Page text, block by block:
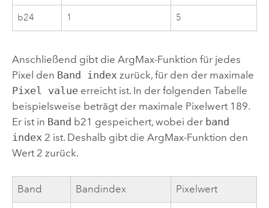
b24 1 5
Anschließend gibt die ArgMax-Funktion für jedes
Pixel den Band index zurück, für den der maximale
Pixel valueerreicht ist. In der folgenden Tabelle
beispielsweise beträgt der maximale Pixelwert 189.
Er ist in Band b21 gespeichert, wobei der band
index 2 ist. Deshalb gibt die ArgMax-Funktion den
Wert 2 zurück.
Band Bandindex Pixelwert